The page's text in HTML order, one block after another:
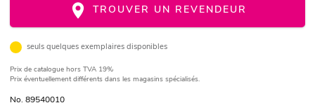
TROUVER UN REVENDEUR
seuls quelques exemplaires disponibles
Prix de catalogue hors TVA 19%
Prix éventuellement différents dans les magasins spécialisés.
No. 89540010